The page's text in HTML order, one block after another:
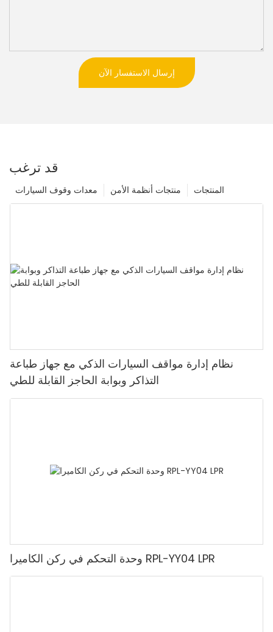
إرسال الاستفسار الآن
قد ترغب
المنتجات منتجات أنظمة الأمن معدات وقوف السيارات
نظام إدارة مواقف السيارات الذكي مع جهاز طباعة
التذاكر وبوابة الحاجز القابلة للطي
وحدة التحكم في ركن الكاميرا RPL-YY04 LPR